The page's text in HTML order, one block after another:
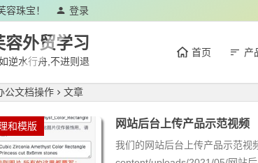
容珠宝！ 登录
容外贸学习
逆水行舟,不进则退
首页 产
公文档操作 文章
和模版 网站后台上传产品示范视频
我们的网站后台上传产品示范